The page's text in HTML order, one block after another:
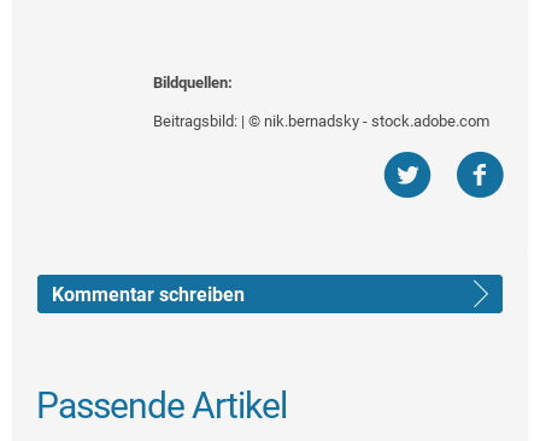
Bildquellen:
Beitragsbild: | © nik.bernadsky - stock.adobe.com
Kommentar schreiben
Passende Artikel